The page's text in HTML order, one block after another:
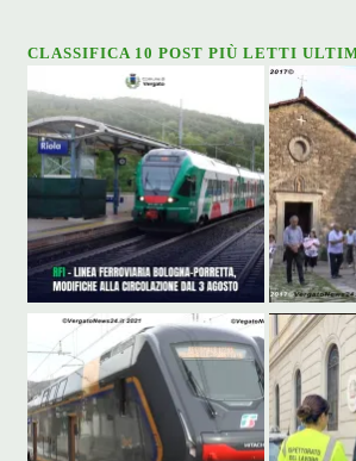
CLASSIFICA 10 POST PIÙ LETTI